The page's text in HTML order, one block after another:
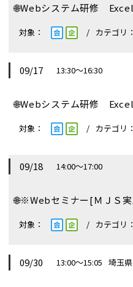
🌐Webシステム研修
09/17 13:30～16:30
🌐Webシステム研修
09/18 14:00～17:00
🌐※Webセミナー[ＭＪＳ実
09/30 13:00～15:05 埼玉県